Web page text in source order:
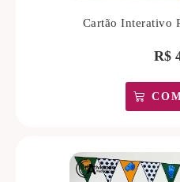
Cartão Interativo
R$